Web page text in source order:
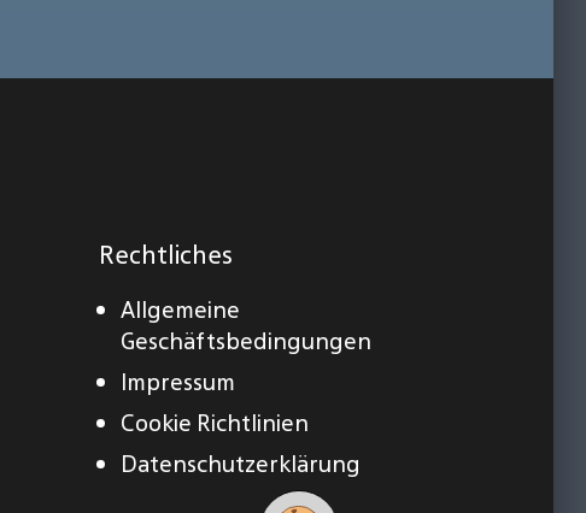
Rechtliches
Allgemeine
Geschäftsbedingungen
Impressum
Cookie Richtlinien
Datenschutzerklärung